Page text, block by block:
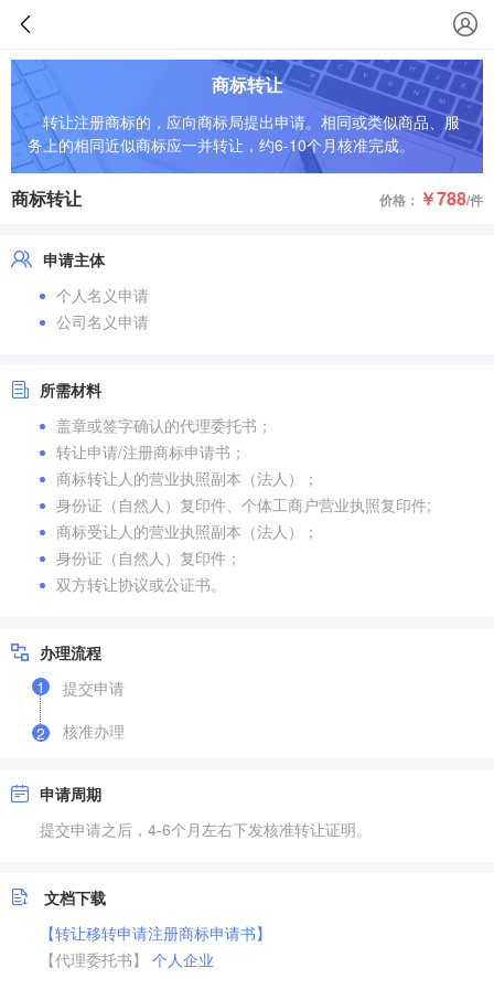
商标转让
转让注册商标的，应向商标局提出申请。相同或类似商品、服
务上的相同近似商标应一并转让，约6-10个月核准完成。
商标转让 价格： ￥788/件
申请主体
个人名义申请
公司名义申请
所需材料
盖章或签字确认的代理委托书；
转让申请/注册商标申请书；
商标转让人的营业执照副本（法人）；
身份证（自然人）复印件、个体工商户营业执照复印件;
商标受让人的营业执照副本（法人）；
身份证（自然人）复印件；
双方转让协议或公证书。
办理流程
1
提交申请
2 核准办理
申请周期
提交申请之后，4-6个月左右下发核准转让证明。
文档下载
【转让移转申请注册商标申请书】
【代理委托书】 个人企业